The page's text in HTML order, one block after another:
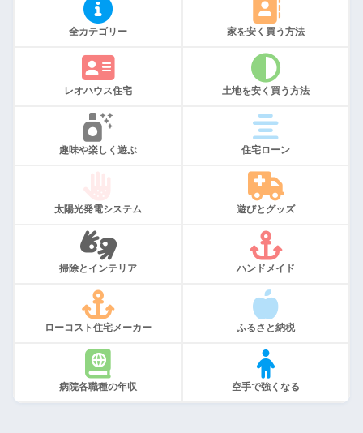
全カテゴリー 家を安く買う方法
レオハウス住宅 土地を安く買う方法
趣味や楽しく遊ぶ 住宅ローン
太陽光発電システム 遊びとグッズ
掃除とインテリア ハンドメイド
ローコスト住宅メーカー ふるさと納税
病院各職種の年収 空手で強くなる